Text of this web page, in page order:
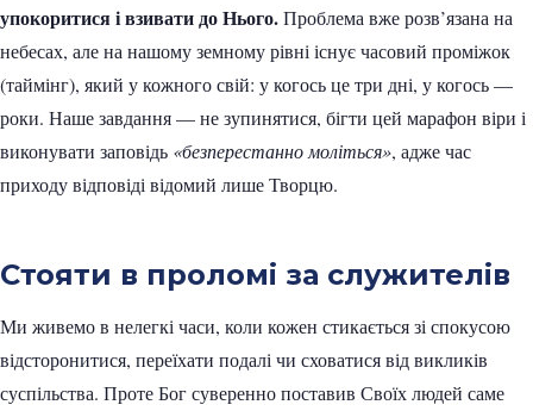
упокоритися і взивати до Нього.Проблема вже розв’язана на
небесах, але на нашому земному рівні існує часовий проміжок
(таймінг), який у кожного свій: у когось це три дні, у когось —
роки. Наше завдання — не зупинятися, бігти цей марафон віри і
виконувати заповідь «безперестанно моліться», адже час
приходу відповіді відомий лише Творцю.
Стояти в проломі за служителів
Ми живемо в нелегкі часи, коли кожен стикається зі спокусою
відсторонитися, переїхати подалі чи сховатися від викликів
суспільства. Проте Бог суверенно поставив Своїх людей саме